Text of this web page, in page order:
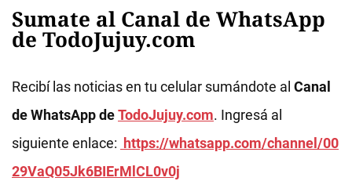
Sumate al Canal de WhatsApp
de TodoJujuy.com
Recibí las noticias en tu celular sumándote al Canal
de WhatsApp deTodoJujuy.com. Ingresá al
siguiente enlace: https://whatsapp.com/channel/00
29VaQ05Jk6BIErMlCL0v0j